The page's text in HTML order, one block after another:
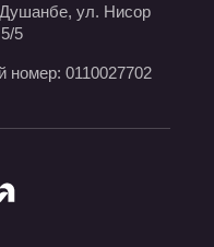
Душанбе, ул. Нисор
5
номер: 0110027702